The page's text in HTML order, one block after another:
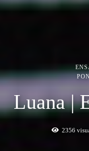
Luana |
2356